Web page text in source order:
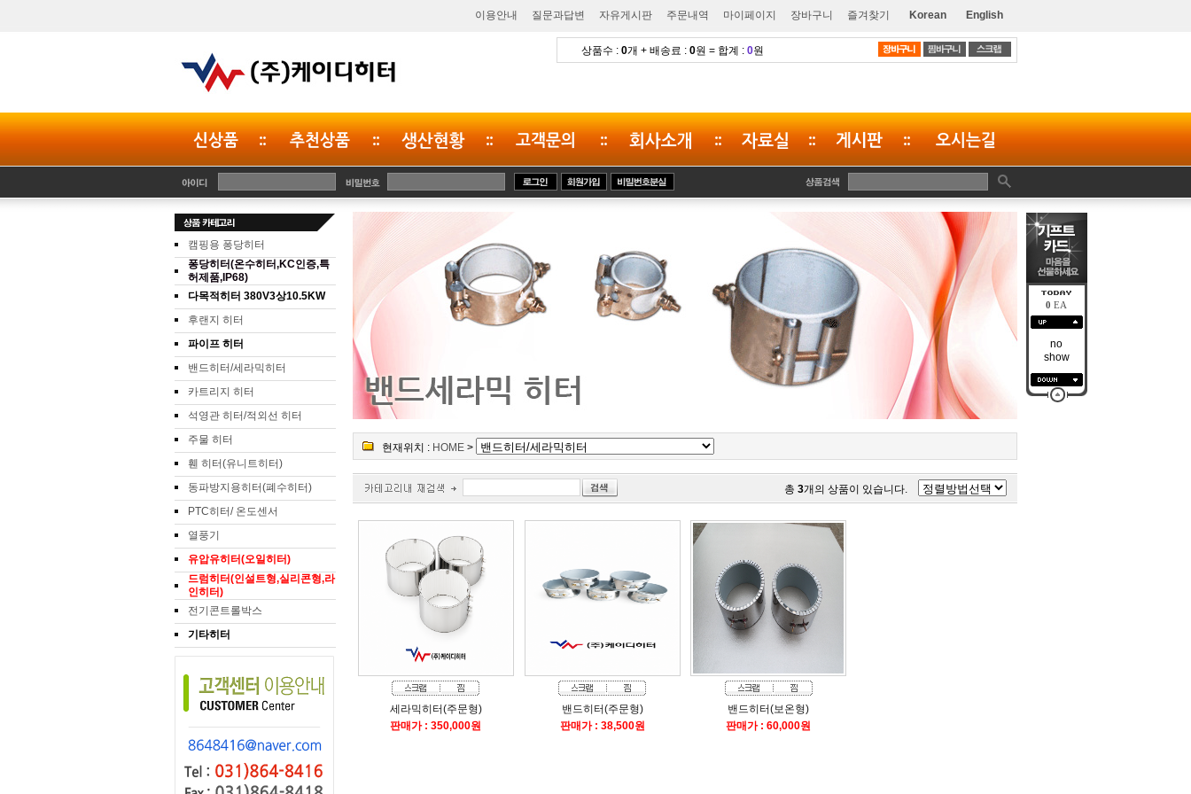
0 EA
no
show
이용안내 질문과답변 자유게시판 주문내역 마이페이지 장바구니 즐겨찾기 Korean English
캠핑용 퐁당히터
허제품,IP68)
다목적히터 380V3상10.5KW
후랜지 히터
파이프 히터
밴드히터/세라믹히터
카트리지 히터
석영관 히터/적외선 히터
주물 히터
휀 히터(유니트히터)
동파방지용히터(폐수히터)
PTC히터/ 온도센서
열풍기
유압유히터(오일히터)
인히터)
전기콘트롤박스
기타히터
현재위치 : HOME>
총 3개의 상품이 있습니다.
세라믹히터(주문형)
판매가 : 350,000원
밴드히터(주문형)
판매가 : 38,500원
밴드히터(보온형)
판매가 : 60,000원